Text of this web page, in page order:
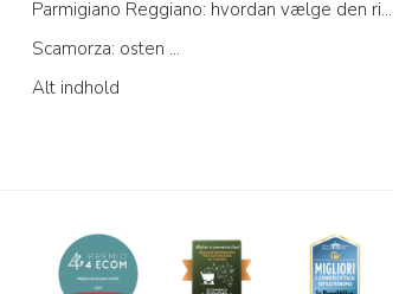
Parmigiano Reggiano: hvordan vælge den rigtige
Scamorza: osten ...
Alt indhold